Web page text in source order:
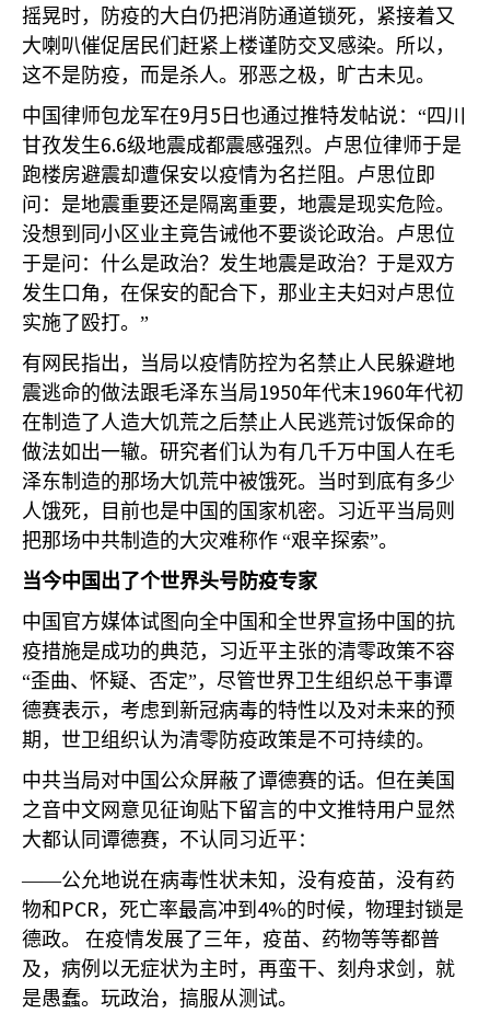
摇晃时，防疫的大白仍把消防通道锁死，紧接着又
大喇叭催促居民们赶紧上楼谨防交叉感染。所以，
这不是防疫，而是杀人。邪恶之极，旷古未见。
中国律师包龙军在9月 5 日也通过推特发帖说：“四川
甘孜发生6.6级地震成都震感强烈。卢思位律师于是
跑楼房避震却遭保安以疫情为名拦阻。卢思位即
问：是地震重要还是隔离重要，地震是现实危险。
没想到同小区业主竟告诫他不要谈论政治。卢思位
于是问：什么是政治？发生地震是政治？于是双方
发生口角，在保安的配合下，那业主夫妇对卢思位
实施了殴打。”
有网民指出，当局以疫情防控为名禁止人民躲避地
震逃命的做法跟毛泽东当局1950年代末1960年代初
在制造了人造大饥荒之后禁止人民逃荒讨饭保命的
做法如出一辙。研究者们认为有几千万中国人在毛
泽东制造的那场大饥荒中被饿死。当时到底有多少
人饿死，目前也是中国的国家机密。习近平当局则
把那场中共制造的大灾难称作 “艰辛探索”。
当今中国出了个世界头号防疫专家
中国官方媒体试图向全中国和全世界宣扬中国的抗
疫措施是成功的典范，习近平主张的清零政策不容
“歪曲、怀疑、否定”，尽管世界卫生组织总干事谭
德赛表示，考虑到新冠病毒的特性以及对未来的预
期，世卫组织认为清零防疫政策是不可持续的。
中共当局对中国公众屏蔽了谭德赛的话。但在美国
之音中文网意见征询贴下留言的中文推特用户显然
大都认同谭德赛，不认同习近平：
——公允地说在病毒性状未知，没有疫苗，没有药
物和 PCR ，死亡率最高冲到 4%的时候，物理封锁是
德政。
在疫情发展了三年，疫苗、药物等等都普
及，病例以无症状为主时，再蛮干、刻舟求剑，就
是愚蠢。玩政治，搞服从测试。